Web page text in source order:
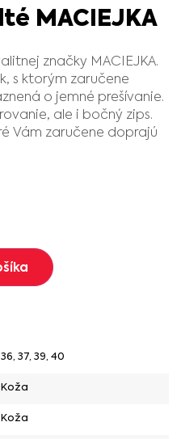
MACIEJKA
značky MACIEJKA.
s ktorým zaručene
o jemné prešívanie.
ale i bočný zips.
Vám zaručene doprajú
36, 37, 39, 40
Koža
Koža